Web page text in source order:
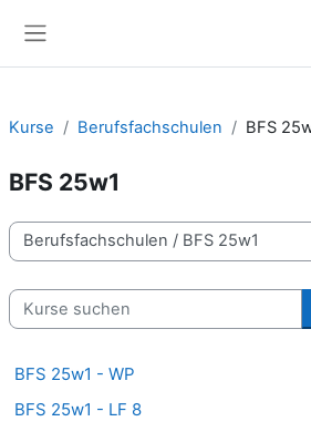
Kurse Berufsfachschulen BFS
BFS 25w1
Kursbereiche
Kurse suchen
BFS 25w1 - WP
BFS 25w1 - LF 8